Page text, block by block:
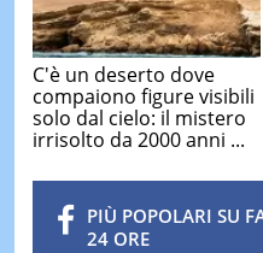
C'è un deserto dove
compaiono figure visibili
solo dal cielo: il mistero
irrisolto da 2000 anni ...
PIÙ POPOLARI SU
24 ORE